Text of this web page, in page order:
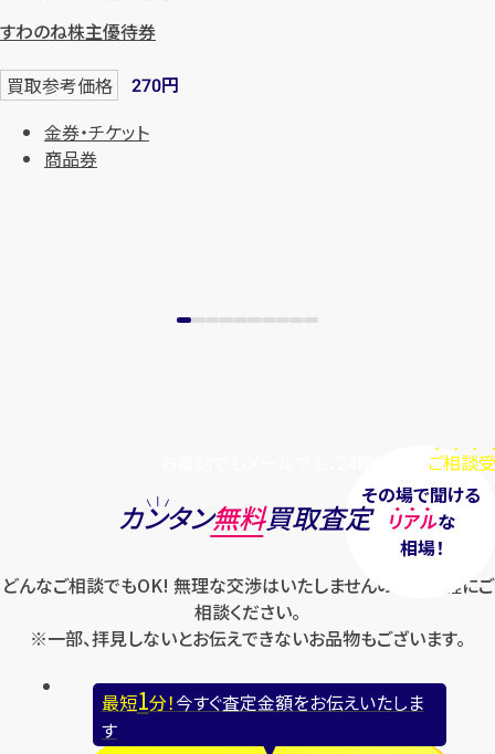
すわのね株主優待券
買取参考価格 270円
金券・チケット
商品券
ご相談
その場で聞ける
リアルな
相場！
カンタン無料買取査定
どんなご相談でもOK! 無理な交渉はいたしませんのでお気軽にご
相談ください。
※一部、拝見しないとお伝えできないお品物もございます。
最短1分！今すぐ査定金額をお伝えいたしま
す